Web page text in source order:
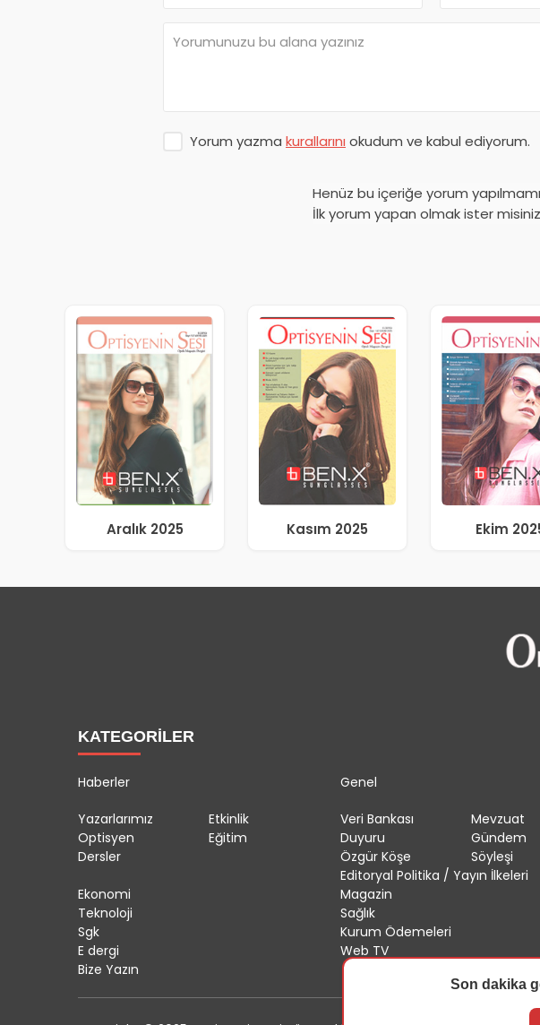
Yorum yazma kurallarını okudum ve kabul ediyorum.
Henüz bu içeriğe yorum
İlk yorum yapan olmak ister
Aralık 2025 Kasım 2025 Ekim
KATEGORİLER
Haberler
Yazarlarımız
Etkinlik
Optisyen
Eğitim
Dersler
Genel
Veri Bankası
Mevzuat
Duyuru
Gündem
Özgür Köşe
Söyleşi
Editoryal Politika / Yayın İlkeleri
Ekonomi
Magazin
Teknoloji
Sağlık
Sgk
Kurum Ödemeleri
E dergi
Web TV
Bize Yazın
Son dakika